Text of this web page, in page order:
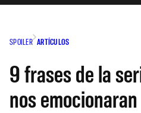
SPOILER ARTÍCULOS
9 frases de la
nos emocionaran